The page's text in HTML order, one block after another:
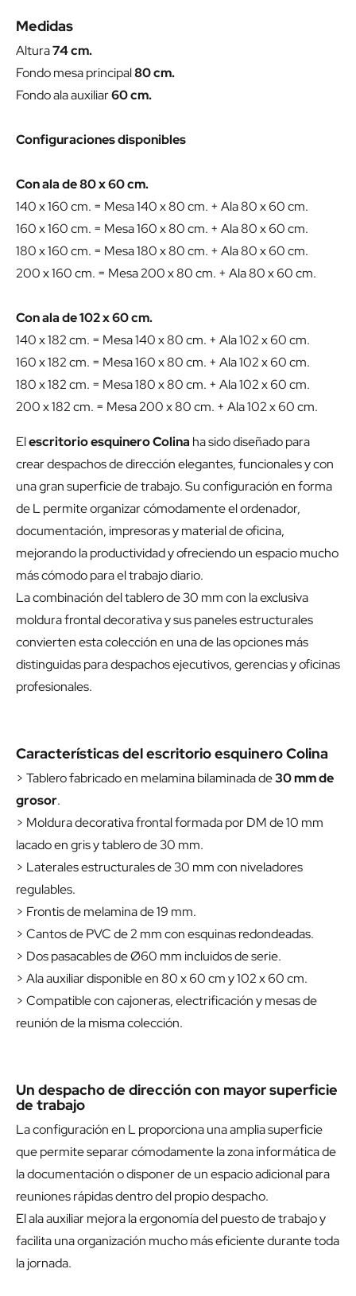
Medidas
Altura74 cm.
Fondo mesa principal80 cm.
Fondo ala auxiliar60 cm.
Configuraciones disponibles
Con ala de 80 x 60 cm.
140 x 160 cm. = Mesa 140 x 80 cm. + Ala 80 x 60 cm.
160 x 160 cm. = Mesa 160 x 80 cm. + Ala 80 x 60 cm.
180 x 160 cm. = Mesa 180 x 80 cm. + Ala 80 x 60 cm.
200 x 160 cm. = Mesa 200 x 80 cm. + Ala 80 x 60 cm.
Con ala de 102 x 60 cm.
140 x 182 cm. = Mesa 140 x 80 cm. + Ala 102 x 60 cm.
160 x 182 cm. = Mesa 160 x 80 cm. + Ala 102 x 60 cm.
180 x 182 cm. = Mesa 180 x 80 cm. + Ala 102 x 60 cm.
200 x 182 cm. = Mesa 200 x 80 cm. + Ala 102 x 60 cm.
Elescritorio esquinero Colina ha sido diseñado para
crear despachos de dirección elegantes, funcionales y con
una gran superficie de trabajo. Su configuración en forma
de L permite organizar cómodamente el ordenador,
documentación, impresoras y material de oficina,
mejorando la productividad y ofreciendo un espacio mucho
más cómodo para el trabajo diario.
La combinación del tablero de 30 mm con la exclusiva
moldura frontal decorativa y sus paneles estructurales
convierten esta colección en una de las opciones más
distinguidas para despachos ejecutivos, gerencias y oficinas
profesionales.
Características del escritorio esquinero Colina
> Tablero fabricado en melamina bilaminada de30 mm de
grosor.
> Moldura decorativa frontal formada por DM de 10 mm
lacado en gris y tablero de 30 mm.
> Laterales estructurales de 30 mm con niveladores
regulables.
> Frontis de melamina de 19 mm.
> Cantos de PVC de 2 mm con esquinas redondeadas.
> Dos pasacables de Ø60 mm incluidos de serie.
> Ala auxiliar disponible en 80 x 60 cm y 102 x 60 cm.
> Compatible con cajoneras, electrificación y mesas de
reunión de la misma colección.
Un despacho de dirección con mayor superficie
de trabajo
La configuración en L proporciona una amplia superficie
que permite separar cómodamente la zona informática de
la documentación o disponer de un espacio adicional para
reuniones rápidas dentro del propio despacho.
El ala auxiliar mejora la ergonomía del puesto de trabajo y
facilita una organización mucho más eficiente durante toda
la jornada.